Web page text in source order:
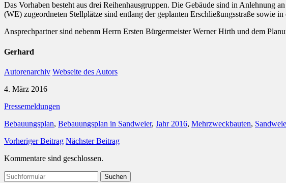
Das Vorhaben besteht aus drei Reihenhausgruppen. Die Gebäude sind in Anlehnung
(WE) zugeordneten Stellplätze sind entlang der geplanten Erschließungsstraße sowie
Ansprechpartner sind nebenm Herrn Ersten Bürgermeister Werner Hirth und dem
Gerhard
Autorenarchiv Webseite des Autors
4. März 2016
Pressemeldungen
Bebauungsplan, Bebauungsplan in Sandweier, Jahr 2016, Mehrzweckbauten,
Vorheriger Beitrag Nächster Beitrag
Kommentare sind geschlossen.
Suchen